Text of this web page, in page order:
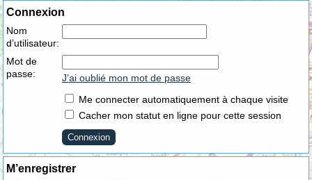
Connexion
Nom
d’utilisateur:
Mot de
passe:
J’ai oublié mon mot de passe
Me connecter automatiquement à chaque visite
Cacher mon statut en ligne pour cette session
M’enregistrer